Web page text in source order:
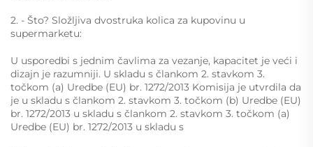
2. - Što? Složljiva dvostruka kolica za kupovinu u
supermarketu:
U usporedbi s jednim čavlima za vezanje, kapacitet je veći i
dizajn je razumniji. U skladu s člankom 2. stavkom 3.
točkom (a) Uredbe (EU) br. 1272/2013 Komisija je utvrdila da
je u skladu s člankom 2. stavkom 3. točkom (b) Uredbe (EU)
br. 1272/2013 u skladu s člankom 2. stavkom 3. točkom (a)
Uredbe (EU) br. 1272/2013 u skladu s